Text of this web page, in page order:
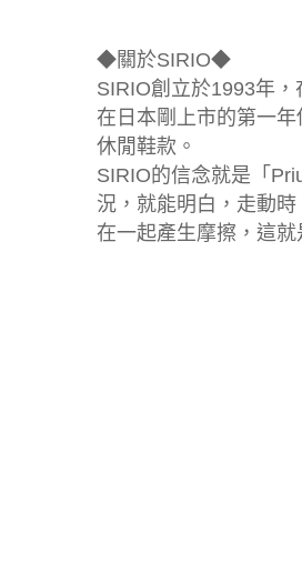
◆關於SIRIO◆
SIRIO創立於1993年
在日本剛上市的第一
休閒鞋款。
SIRIO的信念就是「
況，就能明白，走動
在一起產生摩擦，這就